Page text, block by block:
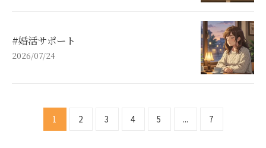
#婚活サポート
2026/07/24
1 2 3 4 5 ... 7